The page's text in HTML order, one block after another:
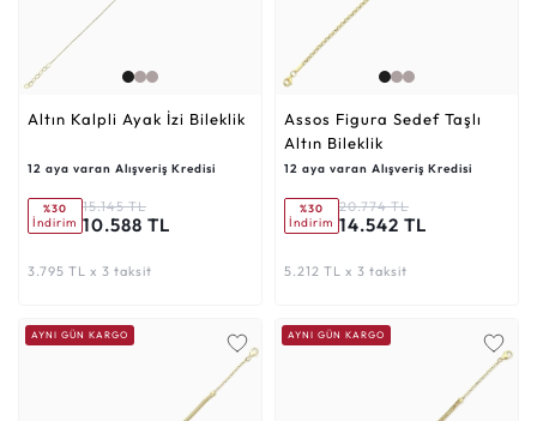
Altın Kalpli Ayak İzi Bileklik
12 aya varan Alışveriş Kredisi
%30
İndirim
15.145 TL
10.588 TL
3.795 TL x 3 taksit
Assos Figura Sedef Taşlı
Altın Bileklik
12 aya varan Alışveriş Kredisi
%30
İndirim
20.774 TL
14.542 TL
5.212 TL x 3 taksit
AYNI GÜN KARGO AYNI GÜN KARGO